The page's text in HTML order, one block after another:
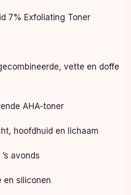
7% Exfoliating Toner
vette en doffe
AHA-toner
hoofdhuid en lichaam
avonds
en siliconen